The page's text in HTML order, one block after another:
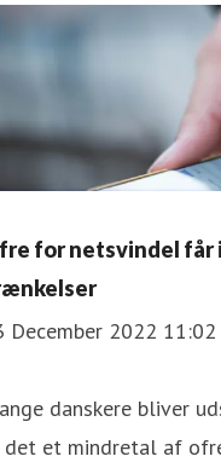
for netsvindel
December 2022 11:02
danskere bliver
det et mindretal af